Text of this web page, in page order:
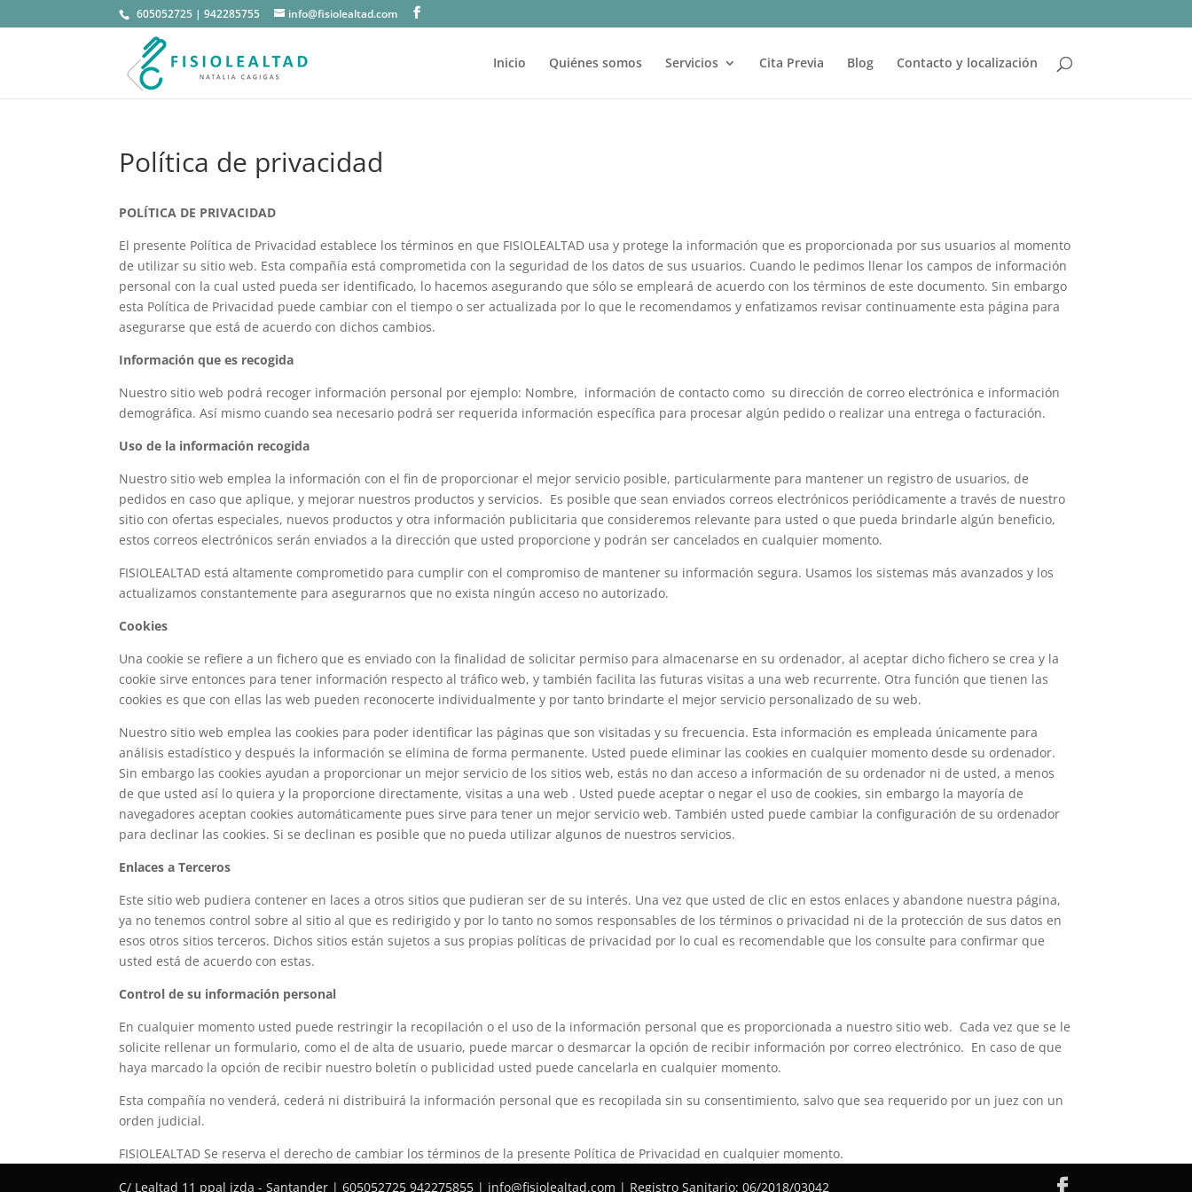
605052725 |942285755 info@fisiolealtad.com
Inicio Quiénes somos Servicios Cita Previa Blog Contacto y localización
Política de privacidad
POLÍTICA DE PRIVACIDAD
El presente Política de Privacidad establece los términos en que FISIOLEALTAD usa y protege la información que es proporcionada por sus usuarios al momento
de utilizar su sitio web. Esta compañía está comprometida con la seguridad de los datos de sus usuarios. Cuando le pedimos llenar los campos de información
personal con la cual usted pueda ser identificado, lo hacemos asegurando que sólo se empleará de acuerdo con los términos de este documento. Sin embargo
esta Política de Privacidad puede cambiar con el tiempo o ser actualizada por lo que le recomendamos y enfatizamos revisar continuamente esta página para
asegurarse que está de acuerdo con dichos cambios.
Información que es recogida
Nuestro sitio web podrá recoger información personal por ejemplo: Nombre, información de contacto como su dirección de correo electrónica e información
demográfica. Así mismo cuando sea necesario podrá ser requerida información específica para procesar algún pedido o realizar una entrega o facturación.
Uso de la información recogida
Nuestro sitio web emplea la información con el fin de proporcionar el mejor servicio posible, particularmente para mantener un registro de usuarios, de
pedidos en caso que aplique, y mejorar nuestros productos y servicios. Es posible que sean enviados correos electrónicos periódicamente a través de nuestro
sitio con ofertas especiales, nuevos productos y otra información publicitaria que consideremos relevante para usted o que pueda brindarle algún beneficio,
estos correos electrónicos serán enviados a la dirección que usted proporcione y podrán ser cancelados en cualquier momento.
FISIOLEALTAD está altamente comprometido para cumplir con el compromiso de mantener su información segura. Usamos los sistemas más avanzados y los
actualizamos constantemente para asegurarnos que no exista ningún acceso no autorizado.
Cookies
Una cookie se refiere a un fichero que es enviado con la finalidad de solicitar permiso para almacenarse en su ordenador, al aceptar dicho fichero se crea y la
cookie sirve entonces para tener información respecto al tráfico web, y también facilita las futuras visitas a una web recurrente. Otra función que tienen las
cookies es que con ellas las web pueden reconocerte individualmente y por tanto brindarte el mejor servicio personalizado de su web.
Nuestro sitio web emplea las cookies para poder identificar las páginas que son visitadas y su frecuencia. Esta información es empleada únicamente para
análisis estadístico y después la información se elimina de forma permanente. Usted puede eliminar las cookies en cualquier momento desde su ordenador.
Sin embargo las cookies ayudan a proporcionar un mejor servicio de los sitios web, estás no dan acceso a información de su ordenador ni de usted, a menos
de que usted así lo quiera y la proporcione directamente, visitas a una web . Usted puede aceptar o negar el uso de cookies, sin embargo la mayoría de
navegadores aceptan cookies automáticamente pues sirve para tener un mejor servicio web. También usted puede cambiar la configuración de su ordenador
para declinar las cookies. Si se declinan es posible que no pueda utilizar algunos de nuestros servicios.
Enlaces a Terceros
Este sitio web pudiera contener en laces a otros sitios que pudieran ser de su interés. Una vez que usted de clic en estos enlaces y abandone nuestra página,
ya no tenemos control sobre al sitio al que es redirigido y por lo tanto no somos responsables de los términos o privacidad ni de la protección de sus datos en
esos otros sitios terceros. Dichos sitios están sujetos a sus propias políticas de privacidad por lo cual es recomendable que los consulte para confirmar que
usted está de acuerdo con estas.
Control de su información personal
En cualquier momento usted puede restringir la recopilación o el uso de la información personal que es proporcionada a nuestro sitio web. Cada vez que se le
solicite rellenar un formulario, como el de alta de usuario, puede marcar o desmarcar la opción de recibir información por correo electrónico. En caso de que
haya marcado la opción de recibir nuestro boletín o publicidad usted puede cancelarla en cualquier momento.
Esta compañía no venderá, cederá ni distribuirá la información personal que es recopilada sin su consentimiento, salvo que sea requerido por un juez con un
orden judicial.
FISIOLEALTAD Se reserva el derecho de cambiar los términos de la presente Política de Privacidad en cualquier momento.
C/ Lealtad 11 ppal izda - Santander | 605052725 942275855 | info@fisiolealtad.com | Registro Sanitario: 06/2018/03042